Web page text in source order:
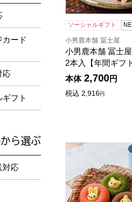
ソーシャルギフト
小男鹿本舗 冨士屋
小男鹿本舗 冨士
2本入【年間ギフ
本体 2,700円
税込 2,916円
アニマルドーナツ
ジカード・手提げ袋に対応してい
カード
応
フト
ら選ぶ
スポイント付き・早得・期間限定
対応